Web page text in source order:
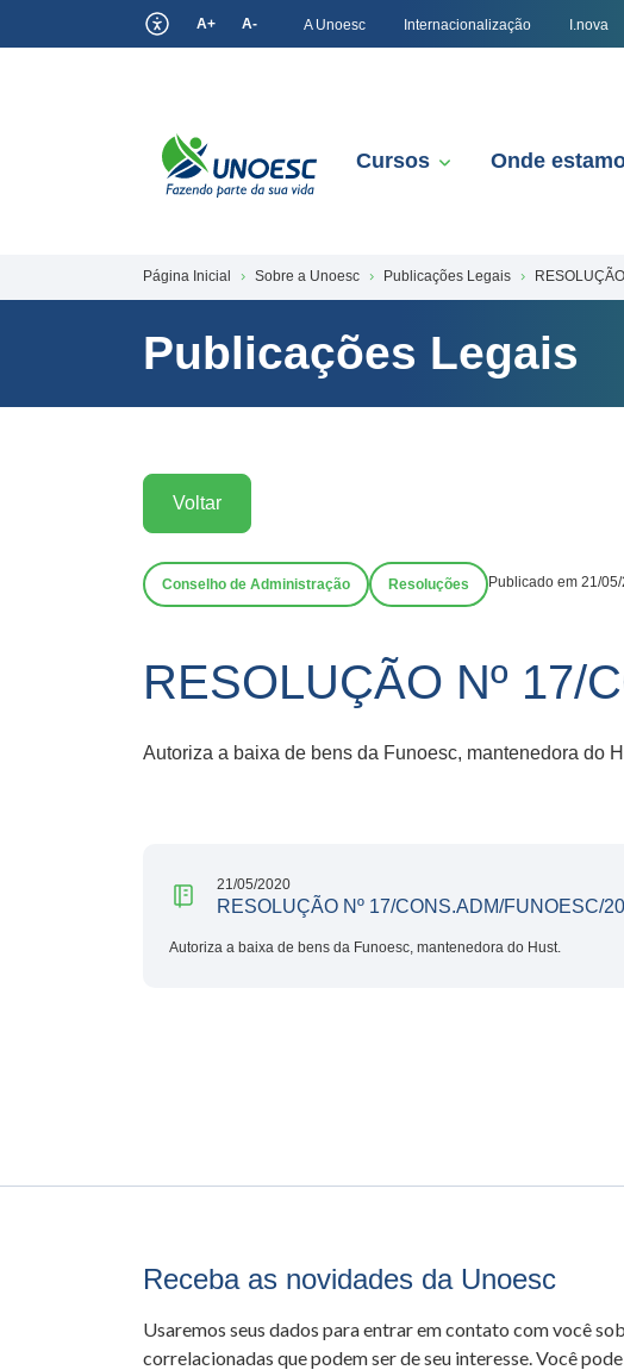
A+ A- A Unoesc Internacionalização I.nova
Cursos Onde
Página Inicial Sobre a Unoesc Publicações Legais
Publicações Legais
Voltar
Conselho de Administração Resoluções Publicado em 21/
RESOLUÇÃO Nº 17/
Autoriza a baixa de bens da Funoesc, mantenedora do
21/05/2020
RESOLUÇÃO Nº 17/CONS.ADM/FUNOESC/
Autoriza a baixa de bens da Funoesc, mantenedora do Hust.
Receba as novidades da Unoesc
Usaremos seus dados para entrar em contato com você
correlacionadas que podem ser de seu interesse. Você